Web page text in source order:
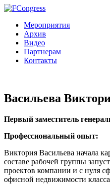
Мероприятия
Архив
Видео
Партнерам
Контакты
Васильева
Первый заместитель
Профессиональный опыт:
Виктория Васильева начала
составе рабочей группы
проектов компании и с нуля
офисной недвижимости